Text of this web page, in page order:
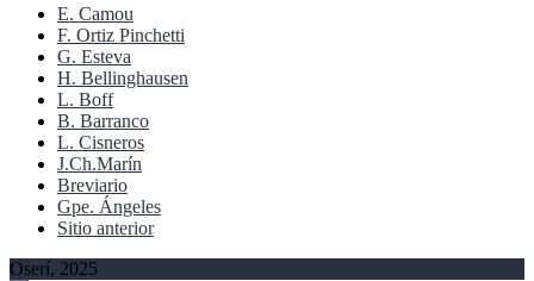
E. Camou
F. Ortiz Pinchetti
G. Esteva
H. Bellinghausen
L. Boff
B. Barranco
L. Cisneros
J.Ch.Marín
Breviario
Gpe. Ángeles
Sitio anterior
Oserí, 2025